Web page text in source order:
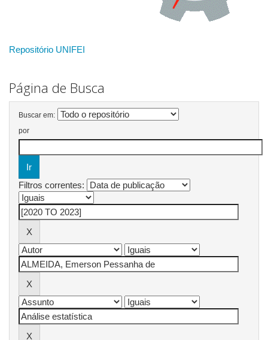
Repositório UNIFEI
Página de Busca
Buscar em:
por
Filtros correntes: